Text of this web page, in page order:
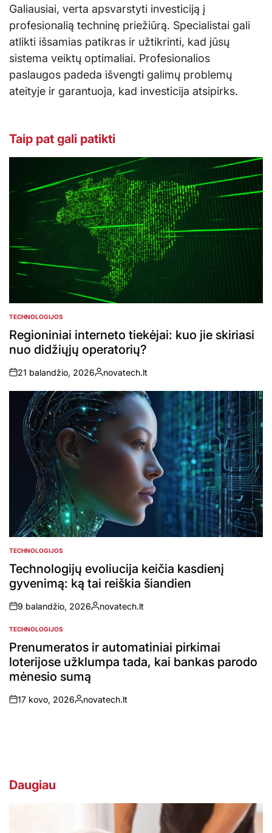
Galiausiai, verta apsvarstyti investiciją į
profesionalią techninę priežiūrą. Specialistai gali
atlikti išsamias patikras ir užtikrinti, kad jūsų
sistema veiktų optimaliai. Profesionalios
paslaugos padeda išvengti galimų problemų
ateityje ir garantuoja, kad investicija atsipirks.
Taip pat gali patikti
POSTED
IN
TECHNOLOGIJOS
Regioniniai interneto tiekėjai: kuo jie skiriasi
nuo didžiųjų operatorių?
on
21 balandžio, 2026
Posted
by
novatech.lt
POSTED
IN
TECHNOLOGIJOS
Technologijų evoliucija keičia kasdienį
gyvenimą: ką tai reiškia šiandien
on
9 balandžio, 2026
Posted
novatech.lt
POSTED
IN
TECHNOLOGIJOS
Prenumeratos ir automatiniai pirkimai
loterijose užklumpa tada, kai bankas parodo
mėnesio sumą
on
17 kovo, 2026
Posted
novatech.lt
Daugiau